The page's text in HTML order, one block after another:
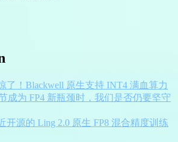
了！Blackwell 原生支持 INT4 满血算力
成为 FP4 新瓶颈时，我们是否仍要坚守
开源的 Ling 2.0 原生 FP8 混合精度训练